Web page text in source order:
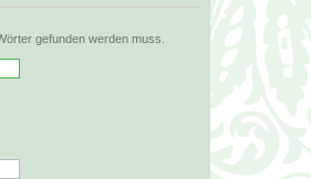
gefunden werden muss.